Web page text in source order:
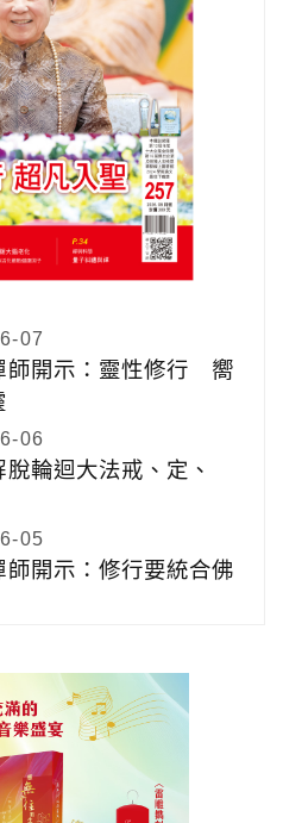
07
師開示：靈性修行 嚮
06
輪迴大法戒、定、
05
師開示：修行要統合佛